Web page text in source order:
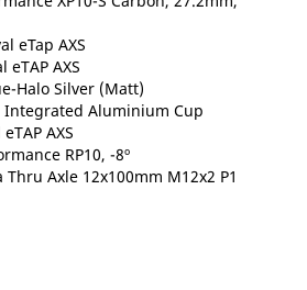
eTap AXS
eTAP AXS
Halo Silver (Matt)
Integrated Aluminium Cup
AXS
RP10, -8º
Axle 12x100mm M12x2 P1